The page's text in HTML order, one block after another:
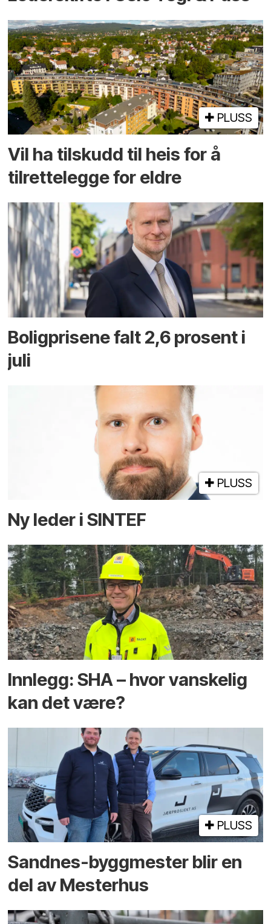
PLUSS
Vil ha tilskudd til heis for å
tilrettelegge for eldre
Boligprisene falt 2,6 prosent i
juli
PLUSS
Ny leder i SINTEF
Innlegg: SHA – hvor vanskelig
kan det være?
PLUSS
Sandnes-byggmester blir en
del av Mesterhus